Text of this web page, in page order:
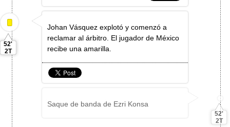
52'
2T
Johan Vásquez explotó y comenzó a
reclamar al árbitro. El jugador de México
recibe una amarilla.
Saque de banda de Ezri Konsa
52'
2T